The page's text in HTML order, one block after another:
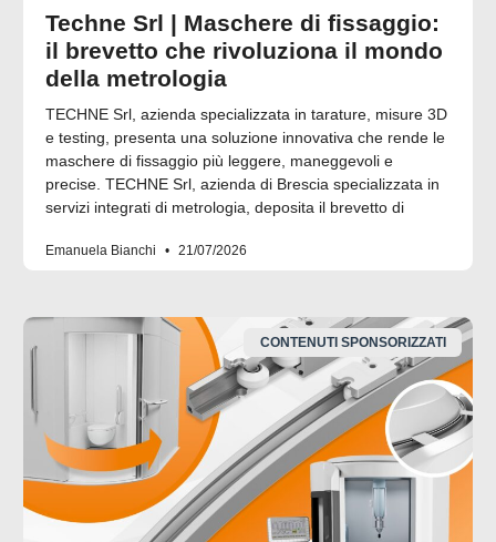
Techne Srl | Maschere di fissaggio:
il brevetto che rivoluziona il mondo
della metrologia
TECHNE Srl, azienda specializzata in tarature, misure 3D
e testing, presenta una soluzione innovativa che rende le
maschere di fissaggio più leggere, maneggevoli e
precise. TECHNE Srl, azienda di Brescia specializzata in
servizi integrati di metrologia, deposita il brevetto di
Emanuela Bianchi 21/07/2026
CONTENUTI SPONSORIZZATI